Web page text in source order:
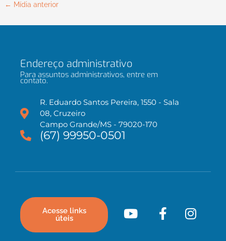
← Mídia anterior
Endereço administrativo
Para assuntos administrativos, entre em
contato.
R. Eduardo Santos Pereira, 1550 - Sala
08, Cruzeiro
Campo Grande/MS - 79020-170
(67) 99950-0501
Acesse links
úteis